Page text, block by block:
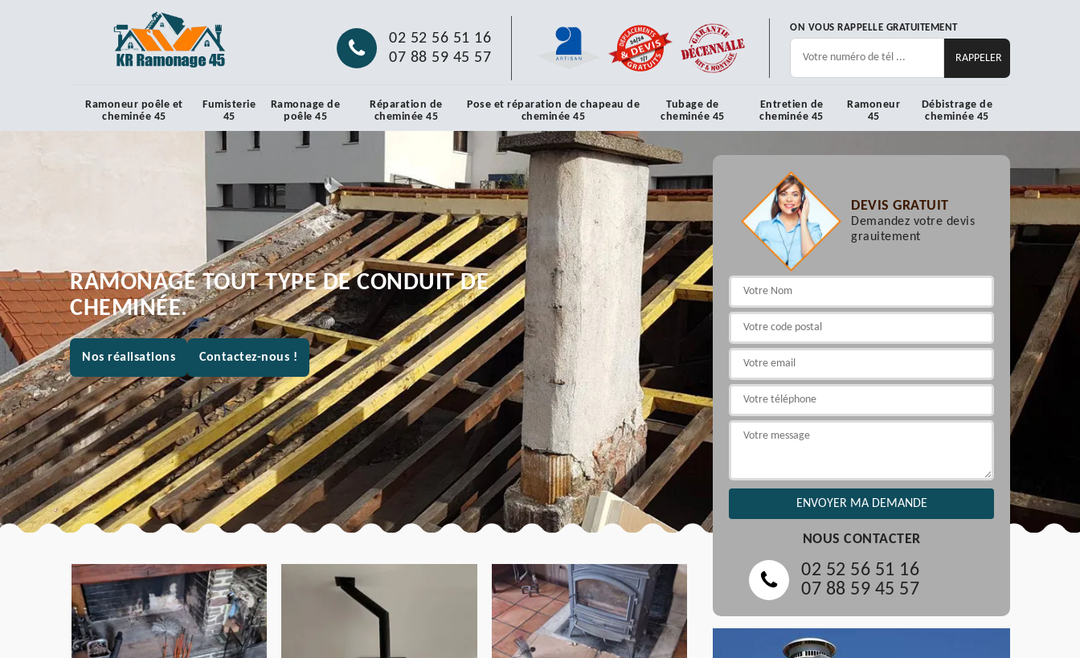
02 52 56 51 16
07 88 59 45 57
ON VOUS RAPPELLE GRATUITEMENT
Ramoneur poêle et
cheminée 45
Fumisterie
45
Ramonage de
poêle 45
Réparation de
cheminée 45
Pose et réparation de chapeau de
cheminée 45
Tubage de
cheminée 45
Entretien de
cheminée 45
Ramoneur
45
Débistrage de
cheminée 45
RAMONAGE TOUT TYPE DE CONDUIT DE
CHEMINÉE.
Nos réalisations Contactez-nous !
DEVIS GRATUIT
Demandez votre devis
grauitement
NOUS CONTACTER
02 52 56 51 16
07 88 59 45 57